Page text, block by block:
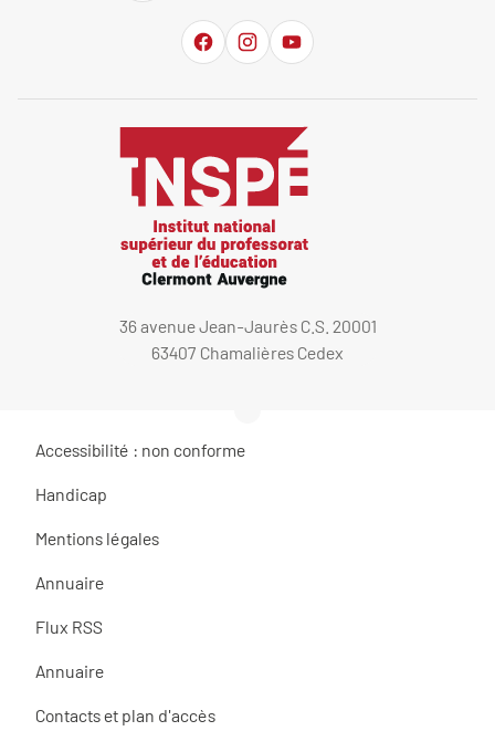
36 avenue Jean-Jaurès C.S. 20001
63407 Chamalières Cedex
Accessibilité : non conforme
Handicap
Mentions légales
Annuaire
Flux RSS
Annuaire
Contacts et plan d'accès